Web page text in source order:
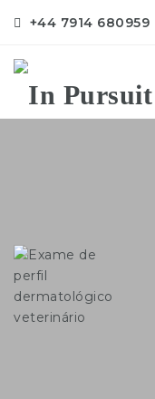
+44 7914 680959